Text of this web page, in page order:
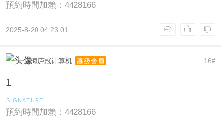
預約時間加賴：4428166
2025-8-20 04:23:01
16#
上海庐冠计算机 高級會員
1
預約時間加賴：4428166